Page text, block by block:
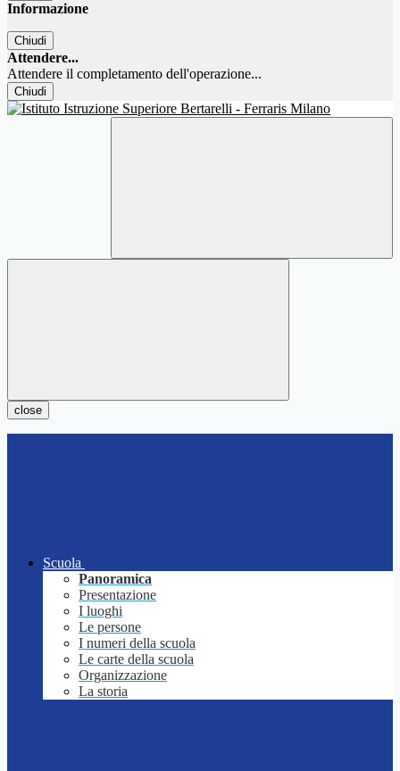
Informazione
Chiudi
Attendere...
Attendere il completamento dell'operazione...
Chiudi
close
Scuola
Panoramica
Presentazione
I luoghi
Le persone
I numeri della scuola
Le carte della scuola
Organizzazione
La storia